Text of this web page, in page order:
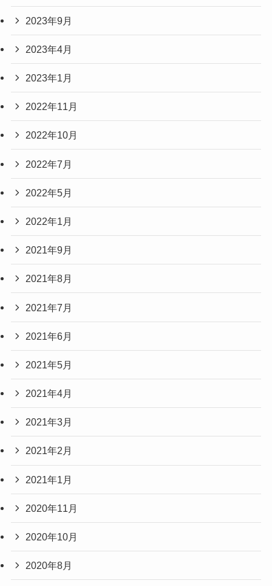
2023年9月
2023年4月
2023年1月
2022年11月
2022年10月
2022年7月
2022年5月
2022年1月
2021年9月
2021年8月
2021年7月
2021年6月
2021年5月
2021年4月
2021年3月
2021年2月
2021年1月
2020年11月
2020年10月
2020年8月